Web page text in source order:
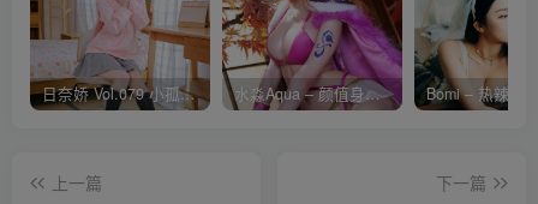
日奈娇 Vol.079 小孤独 [134P-1.84GB] 水淼Aqua – 颜值身材双在线 火爆日本 Cos写真作品合集
上一篇
下一篇